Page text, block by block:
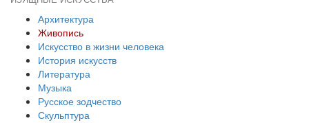
Архитектура
Живопись
Искусство в жизни человека
История искусств
Литература
Музыка
Русское зодчество
Скульптура